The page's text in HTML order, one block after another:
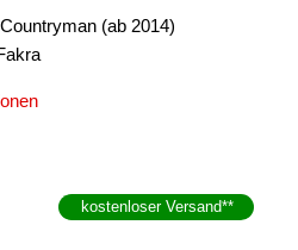
(ab 2014)
kostenloser Versand**